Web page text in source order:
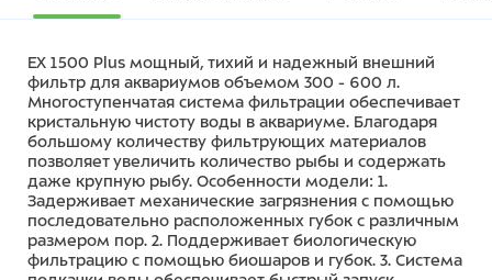
EX 1500 Plus мощный, тихий и надежный внешний
фильтр для аквариумов объемом 300 - 600 л.
Многоступенчатая система фильтрации обеспечивает
кристальную чистоту воды в аквариуме. Благодаря
большому количеству фильтрующих материалов
позволяет увеличить количество рыбы и содержать
даже крупную рыбу. Особенности модели: 1.
Задерживает механические загрязнения с помощью
последовательно расположенных губок с различным
размером пор. 2. Поддерживает биологическую
фильтрацию с помощью биошаров и губок. 3. Система